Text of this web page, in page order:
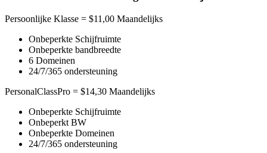
Persoonlijke Klasse = $11,00 Maandelijks
Onbeperkte Schijfruimte
Onbeperkte bandbreedte
6 Domeinen
24/7/365 ondersteuning
PersonalClassPro = $14,30 Maandelijks
Onbeperkte Schijfruimte
Onbeperkt BW
Onbeperkte Domeinen
24/7/365 ondersteuning